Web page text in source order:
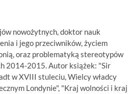
nowożytnych, doktor nauk
i jego przeciwników, życiem
oraz problematyką stereotypów
2014-2015. Autor książek: "Sir
w XVIII stuleciu, Wielcy władcy
Londynie", "Kraj wolności i kraj